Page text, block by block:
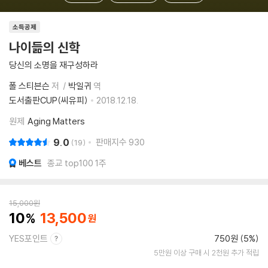
소득공제
나이듦의 신학
당신의 소명을 재구성하라
폴 스티븐슨 저 박일귀 역
도서출판CUP(씨유피)
2018.12.18.
원제 Aging Matters
9.0 19 판매지수 930
베스트 종교 top100 1주
15,000원
10 13,500
YES포인트 750원 (5%)
5만원 이상 구매 시 2천원 추가 적립